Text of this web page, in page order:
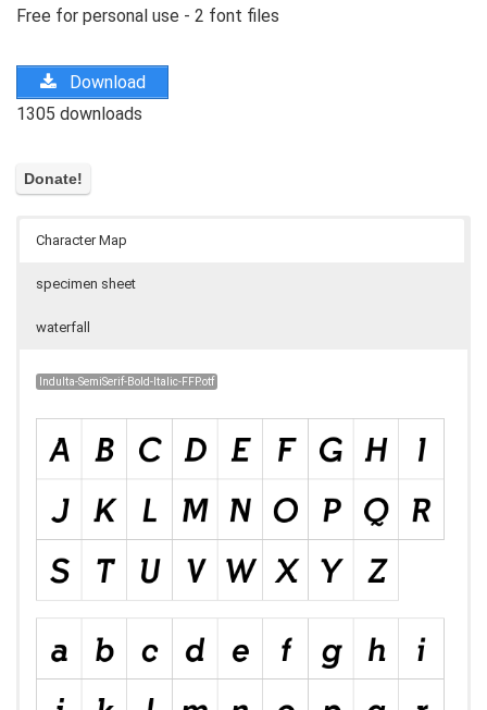
Free for personal use - 2 font files
Download
1305 downloads
Character Map
specimen sheet
waterfall
Indulta-SemiSerif-Bold-Italic-FFP.otf